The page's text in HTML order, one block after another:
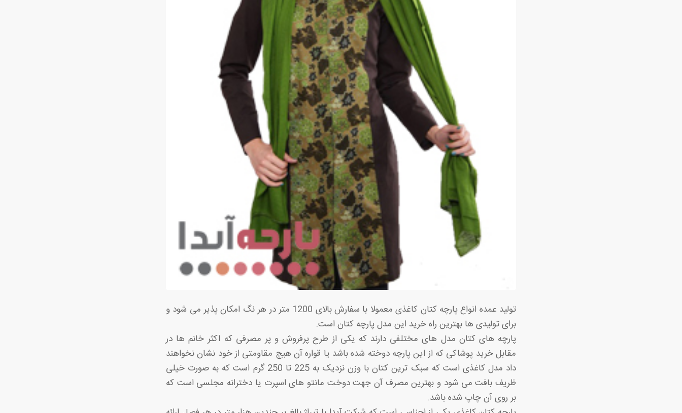
تولید عمده انواع پارچه کتان کاغذی معمولا با سفارش بالای 1200 متر در هر نگ امکان پذیر می شود و
برای تولیدی ها بهترین راه خرید این مدل پارچه کتان است.
پارچه های کتان مدل های مختلفی دارند که یکی از طرح پرفروش و پر مصرفی که اکثر خانم ها در
مقابل خرید پوشاکی که از این پارچه دوخته شده باشد یا قواره آن هیچ مقاومتی از خود نشان نخواهند
داد مدل کاغذی است که سبک ترین کتان با وزن نزدیک به 225 تا 250 گرم است که به صورت خیلی
ظریف بافت می شود و بهترین مصرف آن جهت دوخت مانتو های اسپرت یا دخترانه مجلسی است که
بر روی آن چاپ شده باشد.